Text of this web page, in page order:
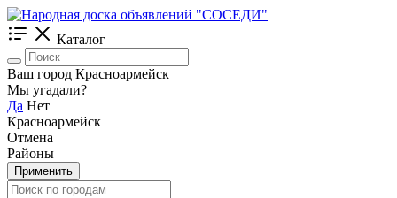
Каталог
Ваш город Красноармейск
Мы угадали?
Да Нет
Красноармейск
Отмена
Районы
Применить